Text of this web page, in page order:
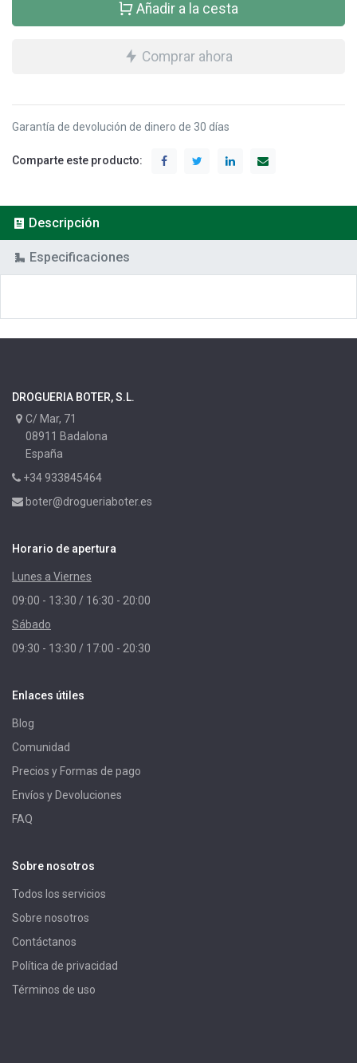
Añadir a la cesta
Comprar ahora
Garantía de devolución de dinero de 30 días
Comparte este producto:
Descripción
Especificaciones
DROGUERIA BOTER, S.L.
C/ Mar, 71
08911 Badalona
España
+34 933845464
boter@drogueriaboter.es
Horario de apertura
Lunes a Viernes
09:00 - 13:30 / 16:30 - 20:00
Sábado
09:30 - 13:30 / 17:00 - 20:30
Enlaces útiles
Blog
Comunidad
Precios y Formas de pago
Envíos y Devoluciones
FAQ
Sobre nosotros
Todos los servicios
Sobre nosotros
Contáctanos
Política de privacidad
Términos de uso